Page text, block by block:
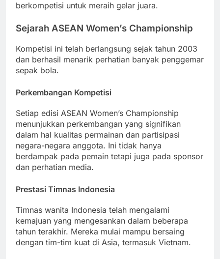
berkompetisi untuk meraih gelar juara.
Sejarah ASEAN Women’s Championship
Kompetisi ini telah berlangsung sejak tahun 2003
dan berhasil menarik perhatian banyak penggemar
sepak bola.
Perkembangan Kompetisi
Setiap edisi ASEAN Women’s Championship
menunjukkan perkembangan yang signifikan
dalam hal kualitas permainan dan partisipasi
negara-negara anggota. Ini tidak hanya
berdampak pada pemain tetapi juga pada sponsor
dan perhatian media.
Prestasi Timnas Indonesia
Timnas wanita Indonesia telah mengalami
kemajuan yang mengesankan dalam beberapa
tahun terakhir. Mereka mulai mampu bersaing
dengan tim-tim kuat di Asia, termasuk Vietnam.